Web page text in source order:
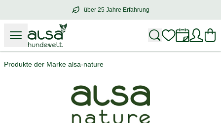
über 25 Jahre Erfahrung
über25 Jahre Erfahrung
Produkte der Marke alsa-nature